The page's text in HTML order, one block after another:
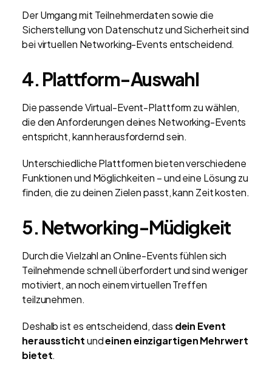
Der Umgang mit Teilnehmerdaten sowie die
Sicherstellung von Datenschutz und Sicherheit sind
bei virtuellen Networking-Events entscheidend.
4. Plattform-Auswahl
Die passende Virtual-Event-Plattform zu wählen,
die den Anforderungen deines Networking-Events
entspricht, kann herausfordernd sein.
Unterschiedliche Plattformen bieten verschiedene
Funktionen und Möglichkeiten – und eine Lösung zu
finden, die zu deinen Zielen passt, kann Zeit kosten.
5. Networking-Müdigkeit
Durch die Vielzahl an Online-Events fühlen sich
Teilnehmende schnell überfordert und sind weniger
motiviert, an noch einem virtuellen Treffen
teilzunehmen.
Deshalb ist es entscheidend, dass dein Event
herausstichtundeinen einzigartigen Mehrwert
bietet.